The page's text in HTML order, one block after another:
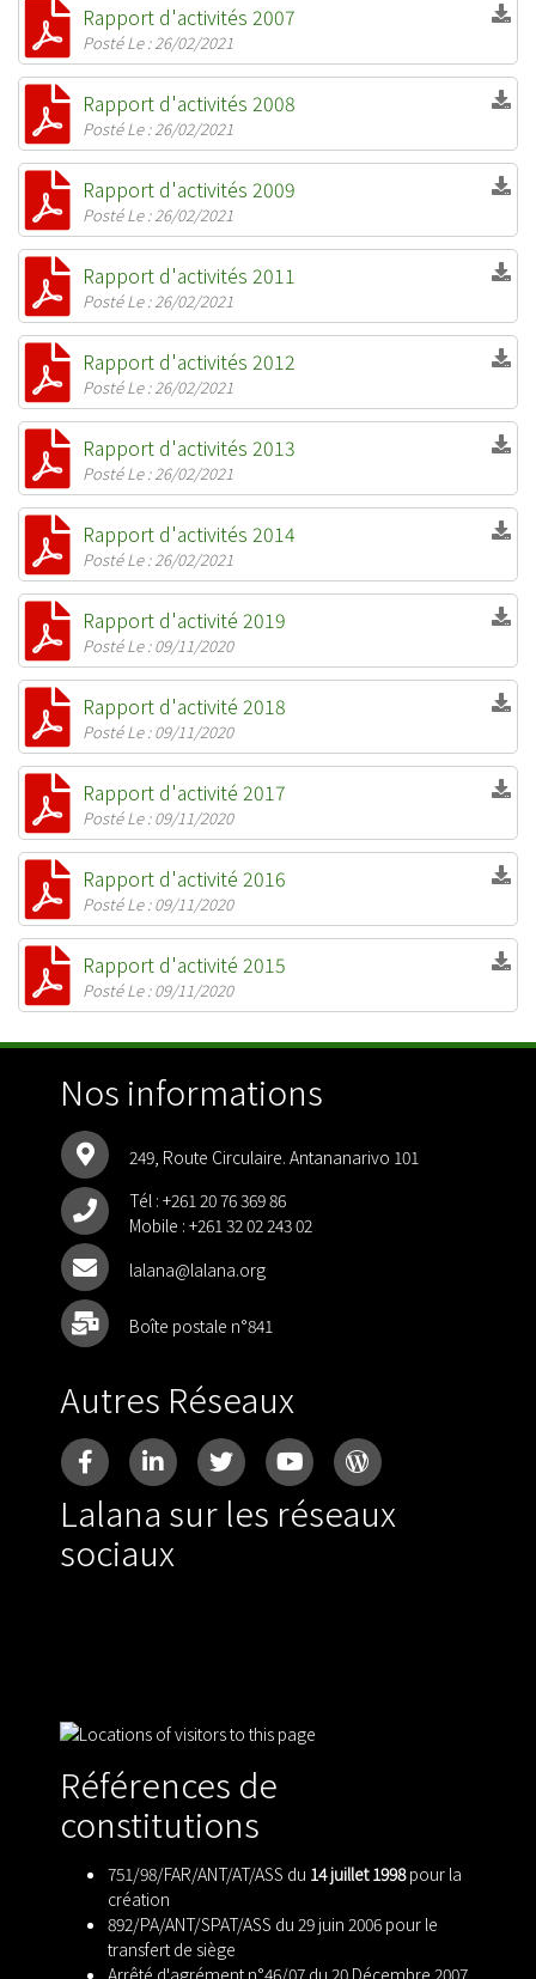
Rapport d'activités 2007
Posté Le : 26/02/2021
Rapport d'activités 2008
Posté Le : 26/02/2021
Rapport d'activités 2009
Posté Le : 26/02/2021
Rapport d'activités 2011
Posté Le : 26/02/2021
Rapport d'activités 2012
Posté Le : 26/02/2021
Rapport d'activités 2013
Posté Le : 26/02/2021
Rapport d'activités 2014
Posté Le : 26/02/2021
Rapport d'activité 2019
Posté Le : 09/11/2020
Rapport d'activité 2018
Posté Le : 09/11/2020
Rapport d'activité 2017
Posté Le : 09/11/2020
Rapport d'activité 2016
Posté Le : 09/11/2020
Rapport d'activité 2015
Posté Le : 09/11/2020
Nos informations
249, Route Circulaire. Antananarivo 101
Tél : +261 20 76 369 86
Mobile : +261 32 02 243 02
lalana@lalana.org
Boîte postale n°841
Autres Réseaux
Lalana sur les réseaux
sociaux
Références de
constitutions
751/98/FAR/ANT/AT/ASS du 14 juillet 1998pour la
création
892/PA/ANT/SPAT/ASS du 29 juin 2006 pour le
transfert de siège
Arrêté d'agrément n°46/07 du 20 Décembre 2007